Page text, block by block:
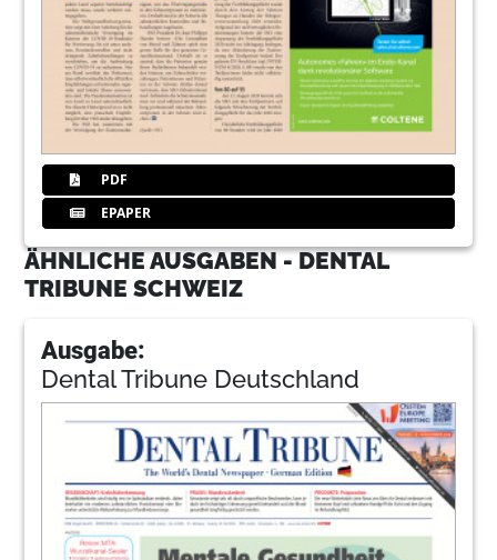
PDF
EPAPER
ÄHNLICHE AUSGABEN - DENTAL
TRIBUNE SCHWEIZ
Ausgabe:
Dental Tribune Deutschland